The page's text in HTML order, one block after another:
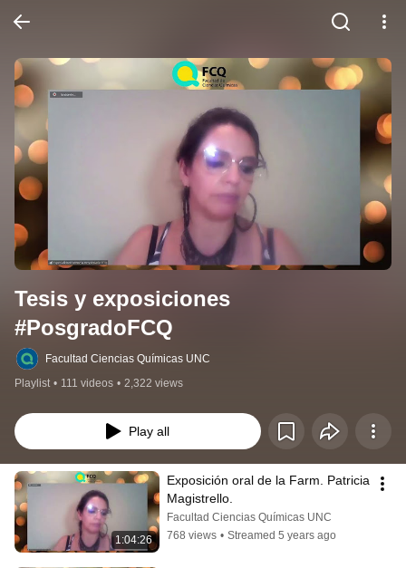
Tesis y exposiciones
#PosgradoFCQ
Facultad Ciencias Químicas UNC
Playlist • 111 videos • 2,322 views
Play all
1:04:26
Exposición oral de la Farm. Patricia
Magistrello.
Facultad Ciencias Químicas UNC
768 views • Streamed 5 years ago